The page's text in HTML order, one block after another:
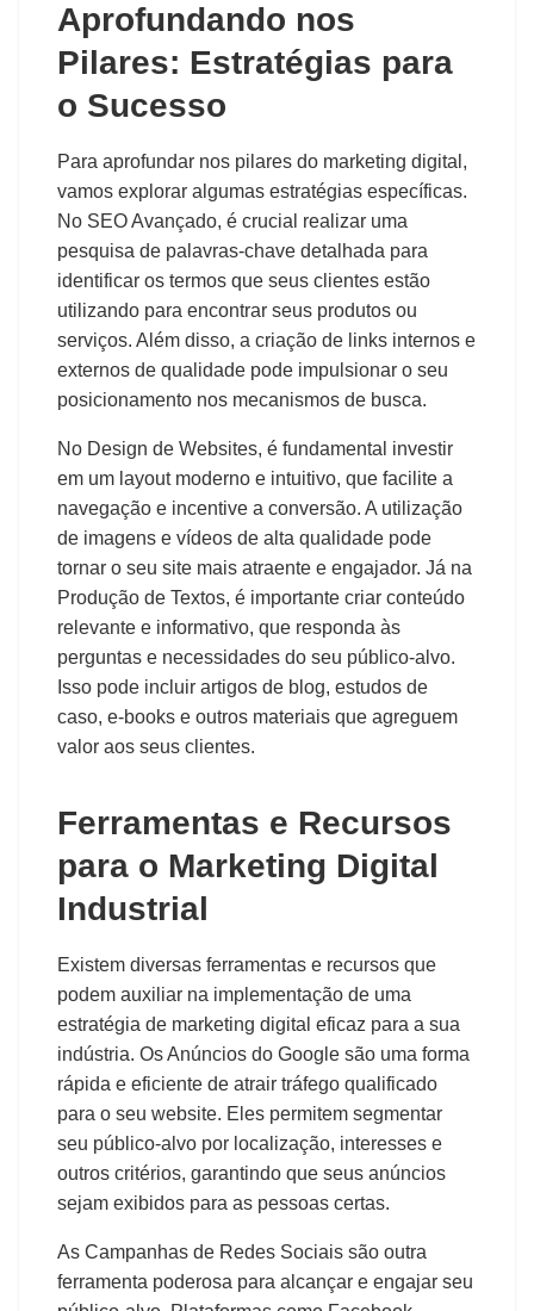
Aprofundando nos
Pilares: Estratégias para
o Sucesso
Para aprofundar nos pilares do marketing digital,
vamos explorar algumas estratégias específicas.
No SEO Avançado, é crucial realizar uma
pesquisa de palavras-chave detalhada para
identificar os termos que seus clientes estão
utilizando para encontrar seus produtos ou
serviços. Além disso, a criação de links internos e
externos de qualidade pode impulsionar o seu
posicionamento nos mecanismos de busca.
No Design de Websites, é fundamental investir
em um layout moderno e intuitivo, que facilite a
navegação e incentive a conversão. A utilização
de imagens e vídeos de alta qualidade pode
tornar o seu site mais atraente e engajador. Já na
Produção de Textos, é importante criar conteúdo
relevante e informativo, que responda às
perguntas e necessidades do seu público-alvo.
Isso pode incluir artigos de blog, estudos de
caso, e-books e outros materiais que agreguem
valor aos seus clientes.
Ferramentas e Recursos
para o Marketing Digital
Industrial
Existem diversas ferramentas e recursos que
podem auxiliar na implementação de uma
estratégia de marketing digital eficaz para a sua
indústria. Os Anúncios do Google são uma forma
rápida e eficiente de atrair tráfego qualificado
para o seu website. Eles permitem segmentar
seu público-alvo por localização, interesses e
outros critérios, garantindo que seus anúncios
sejam exibidos para as pessoas certas.
As Campanhas de Redes Sociais são outra
ferramenta poderosa para alcançar e engajar seu